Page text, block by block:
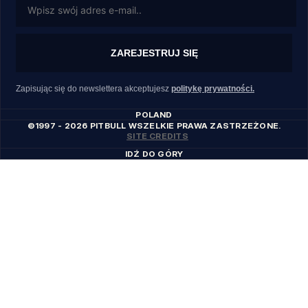
ZAREJESTRUJ SIĘ
Zapisując się do newslettera akceptujesz politykę prywatności.
POLAND
©1997 - 2026 PITBULL WSZELKIE PRAWA ZASTRZEŻONE.
SITE CREDITS
IDŹ DO GÓRY